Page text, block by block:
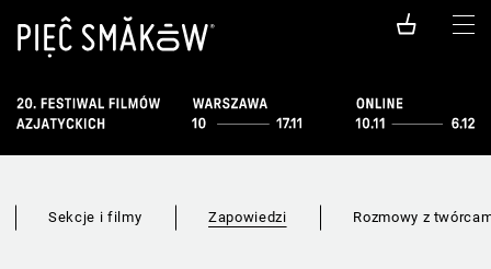
Sekcje i filmy Zapowiedzi Rozmowy z